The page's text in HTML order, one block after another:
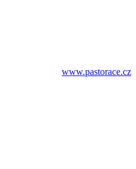
www.pastorace.cz